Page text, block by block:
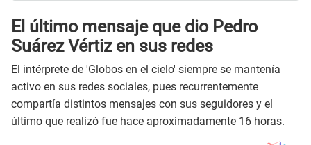
El último mensaje que dio Pedro
Suárez Vértiz en sus redes
El intérprete de 'Globos en el cielo' siempre se mantenía
activo en sus redes sociales, pues recurrentemente
compartía distintos mensajes con sus seguidores y el
último que realizó fue hace aproximadamente 16 horas.